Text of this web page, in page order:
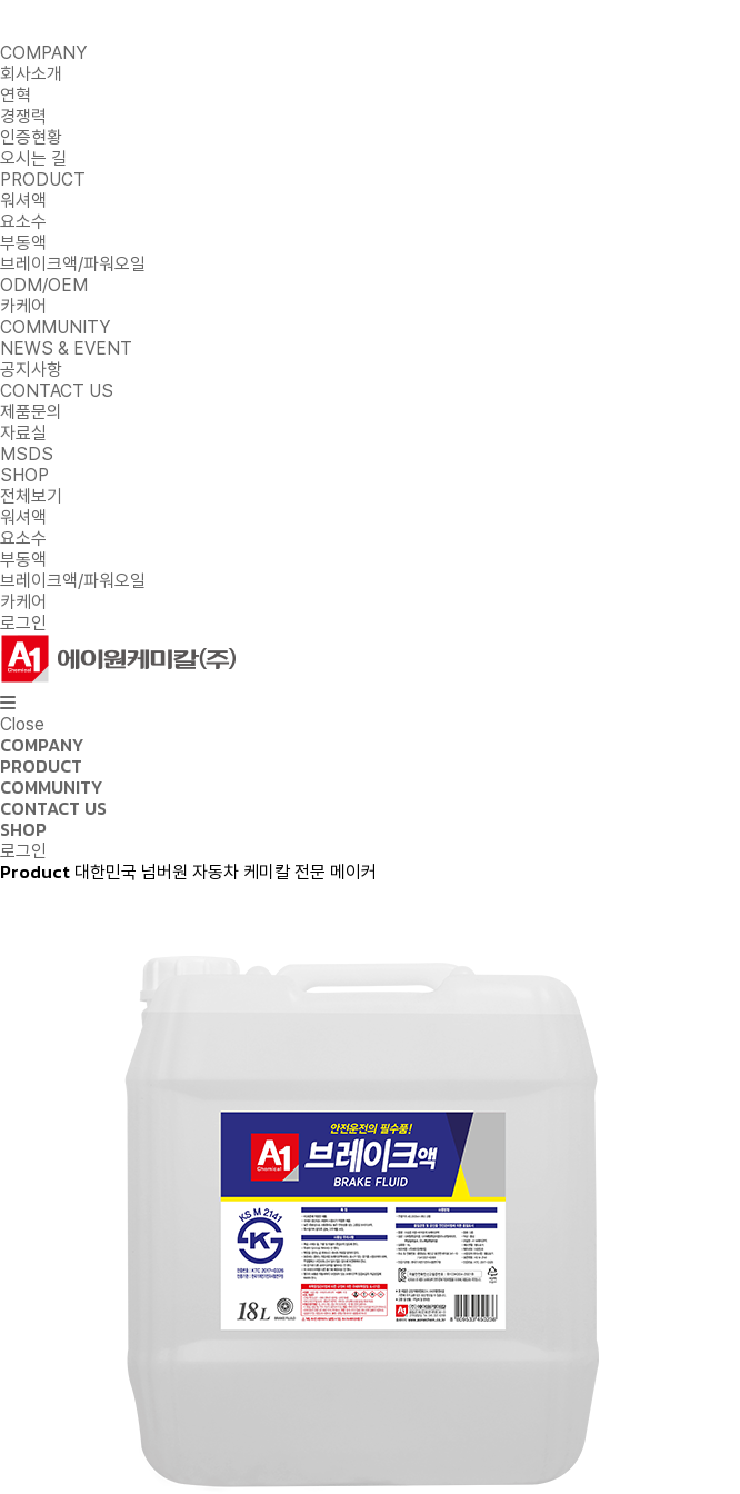
COMPANY
회사소개
연혁
경쟁력
인증현황
오시는 길
PRODUCT
워셔액
요소수
부동액
브레이크액/파워오일
ODM/OEM
카케어
COMMUNITY
NEWS & EVENT
공지사항
CONTACT US
제품문의
자료실
MSDS
SHOP
전체보기
워셔액
요소수
부동액
브레이크액/파워오일
카케어
로그인
Close
COMPANY
PRODUCT
COMMUNITY
CONTACT US
SHOP
로그인
Product 대한민국 넘버원 자동차 케미칼 전문 메이커